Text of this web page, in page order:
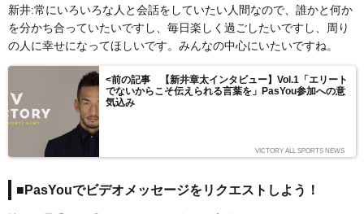
新井:常にいろいろな人と会話をしていたい人間なので、誰かと何か
を分かち合っていたいですし、毎日楽しく過ごしたいですし、周り
の人に幸せになってほしいです。みんなの中心にいたいですね。
<前の記事 【新井章太インタビュー】Vol.1「エリート
でないからこそ伝えられる言葉を」PasYou参加への意
気込み
VICTORY ALL SPORTS NEWS
■PasYouでビデオメッセージをリクエストしよう！